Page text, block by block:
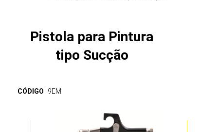
Pistola para Pintura
tipo Sucção
CÓDIGO 9EM